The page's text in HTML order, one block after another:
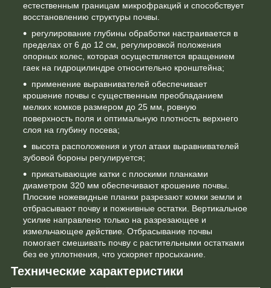
естественным границам микрофракций и способствует
восстановлению структуры почвы.
регулирование глубины обработки настраивается в
пределах от 6 до 12 см, регулировкой положения
опорных колес, которая осуществляется вращением
гаек на гидроцилиндре относительно кронштейна;
применение выравнивателей обеспечивает
крошение почвы с существенным преобладанием
мелких комков размером до 25 мм, ровную
поверхность поля и оптимальную плотность верхнего
слоя на глубину посева;
высота расположения и угол атаки выравнивателей
зубовой бороны регулируется;
прикатывающие катки с плоскими планками
диаметром 320 мм обеспечивают крошение почвы.
Плоские ножевидные планки разрезают комки земли и
отбрасывают почву и пожнивные остатки. Вертикальное
усилие направлено только на разрезающее и
измельчающее действие. Отбрасывание почвы
помогает смешивать почву с растительными остатками
без ее уплотнения, что ускоряет просыхание.
Технические характеристики